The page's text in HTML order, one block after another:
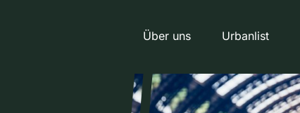
Über uns Urbanlist